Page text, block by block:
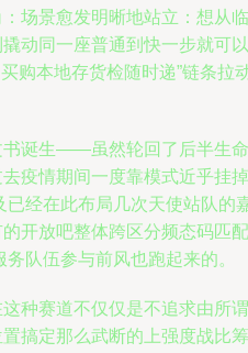
场景愈发明晰地站立：想从临
动同一座普通到快一步就可以
购本地存货检随时递”链条拉
书诞生——虽然轮回了后半生命
疫情期间一度靠模式近乎挂掉
经在此布局几次天使站队的
开放吧整体跨区分频态码匹配
队伍参与前风也跑起来的。
种赛道不仅仅是不追求由所谓
搞定那么武断的上强度战比筹